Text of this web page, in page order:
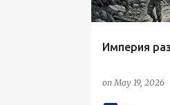
Империя
onMay 19, 2026